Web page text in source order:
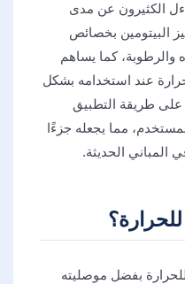
الكثيرون عن مدى
البيتومين بخصائص
والرطوبة، كما يساهم
عند استخدامه بشكل
على طريقة التطبيق
مما يجعله جزءًا
المباني الحديثة.
للحرارة بفضل موصليته